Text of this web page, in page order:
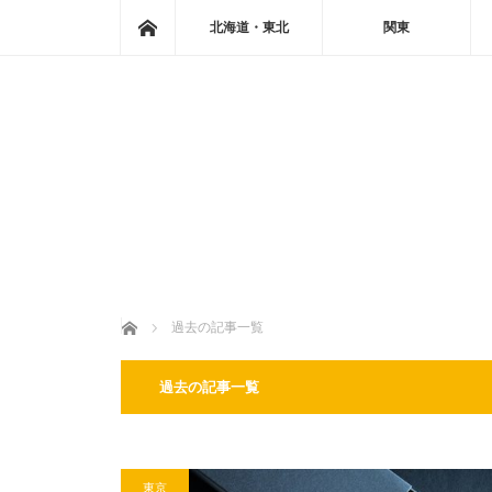
ホーム北海道・東北 関東
ホーム 過去の記事一覧
過去の記事一覧
東京